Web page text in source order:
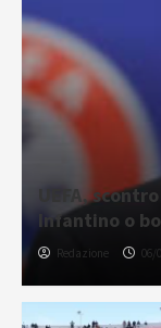
UEFA,
Infantino o
Redazione 06/